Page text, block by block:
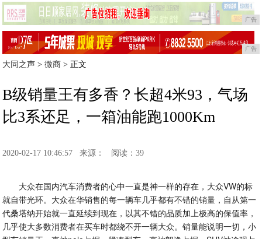
广告
广告
大同之声 >微商 > 正文
B级销量王有多香？长超4米93，气场
比3系还足，一箱油能跑1000Km
2020-02-17 10:46:57 来源： 阅读：39
大众在国内汽车消费者的心中一直是神一样的存在，大众VW的标
就自带光环。大众在华销售的每一辆车几乎都有不错的销量，自从第一
代桑塔纳开始就一直延续到现在，以其不错的品质加上极高的保值率，
几乎使大多数消费者在买车时都绕不开一辆大众。销量能说明一切，小